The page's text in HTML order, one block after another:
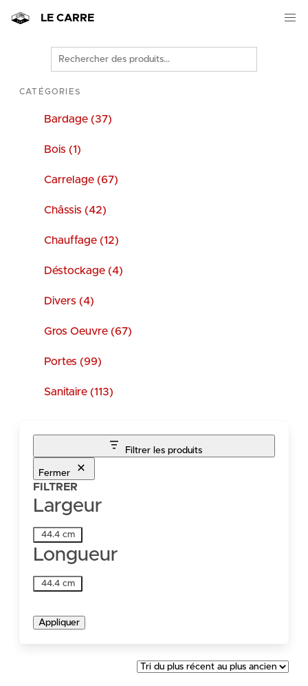
LE CARRE
Rechercher
des
produits
CATÉGORIES
Bardage (37)
Bois (1)
Carrelage (67)
Châssis (42)
Chauffage (12)
Déstockage (4)
Divers (4)
Gros Oeuvre (67)
Portes (99)
Sanitaire (113)
Filtrer les produits
Fermer
FILTRER
Largeur
Largeur
44.4 cm
Longueur
Longueur
44.4 cm
Appliquer